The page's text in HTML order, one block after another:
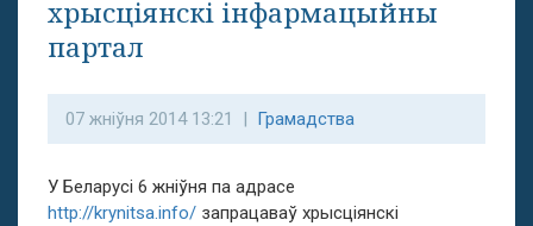
хрысціянскі інфармацыйны
партал
07 жніўня 2014 13:21 | Грамадства
У Беларусі 6 жніўня па адрасе
http://krynitsa.info/ запрацаваў хрысціянскі